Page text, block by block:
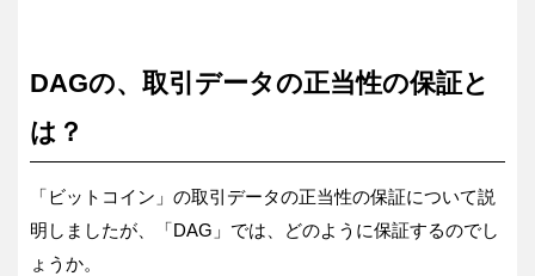
DAGの、取引データの正当性の保証と
は？
「ビットコイン」の取引データの正当性の保証について説
明しましたが、「DAG」では、どのように保証するのでし
ょうか。